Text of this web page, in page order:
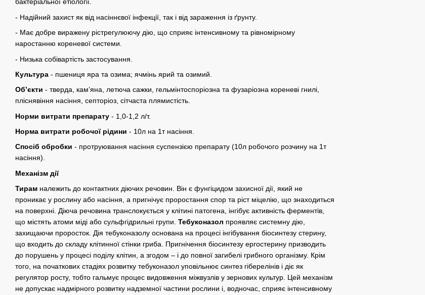
бактеріальної етіології.
- Надійний захист як від насіннєвої інфекції, так і від зараження із ґрунту.
- Має добре виражену рістрегулюючу дію, що сприяє інтенсивному та рівномірному
наростанню кореневої системи.
- Низька собівартість застосування.
Культура - пшениця яра та озима; ячмінь ярий та озимий.
Об’єкти - тверда, кам’яна, летюча сажки, гельмінтоспоріозна та фузаріозна кореневі гнилі,
пліснявіння насіння, септоріоз, сітчаста плямистість.
Норми витрати препарату - 1,0-1,2 л/т.
Норма витрати робочої рідини - 10л на 1т насіння.
Спосіб обробки - протруювання насіння суспензією препарату (10л робочого розчину на 1т
насіння).
Механізм дії
Тирам належить до контактних діючих речовин. Він є фунгіцидом захисної дії, який не
проникає у рослину або насіння, а пригнічує проростання спор та ріст міцелію, що знаходиться
на поверхні. Діюча речовина транслокується у клітині патогена, інгібує активність ферментів,
що містять атоми міді або сульфгідрильні групи. Тебуконазол проявляє системну дію,
захищаючи проросток. Дія тебуконазолу основана на процесі інгібування біосинтезу стерину,
що входить до складу клітинної стінки гриба. Пригнічення біосинтезу ергостерину призводить
до порушень у процесі поділу клітин, а згодом – і до повної загибелі грибного організму. Крім
того, на початкових стадіях розвитку тебуконазол уповільнює синтез гіберелінів і діє як
регулятор росту, тобто гальмує процес видовження міжвузлів у зернових культур. Цей механізм
не допускає надмірного розвитку надземної частини рослини і, водночас, сприяє інтенсивному